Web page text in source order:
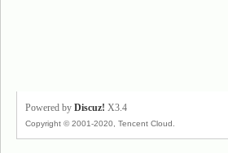
Powered by Discuz! X3.4
Copyright © 2001-2020, Tencent Cloud.